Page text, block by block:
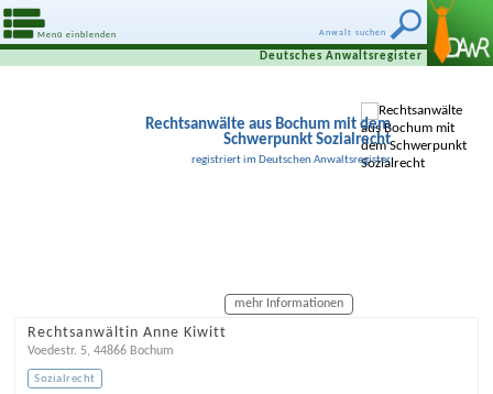
Anwalt suchen
Menü einblenden
Deutsches Anwaltsregister
Rechtsanwälte aus Bochum mit dem
Schwerpunkt Sozialrecht
registriert im Deutschen Anwaltsregister
mehr Informationen
Rechtsanwältin Anne Kiwitt
Voedestr. 5, 44866 Bochum
Sozialrecht